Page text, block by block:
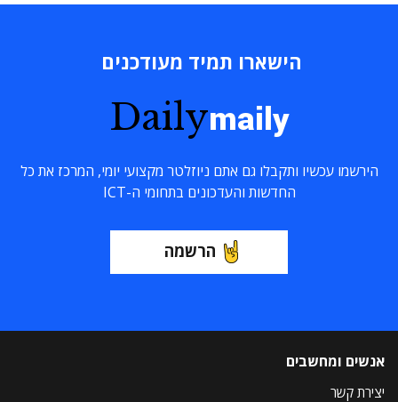
הישארו תמיד מעודכנים
Dailymaily
הירשמו עכשיו ותקבלו גם אתם ניוזלטר מקצועי יומי, המרכז את כל
החדשות והעדכונים בתחומי ה-ICT
הרשמה
אנשים ומחשבים
יצירת קשר